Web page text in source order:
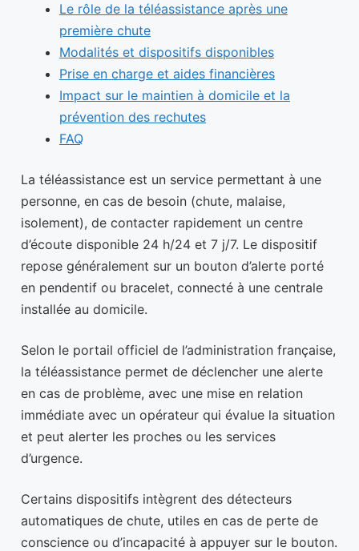
Le rôle de la téléassistance après une
première chute
Modalités et dispositifs disponibles
Prise en charge et aides financières
Impact sur le maintien à domicile et la
prévention des rechutes
FAQ
La téléassistance est un service permettant à une
personne, en cas de besoin (chute, malaise,
isolement), de contacter rapidement un centre
d’écoute disponible 24 h/24 et 7 j/7. Le dispositif
repose généralement sur un bouton d’alerte porté
en pendentif ou bracelet, connecté à une centrale
installée au domicile.
Selon le portail officiel de l’administration française,
la téléassistance permet de déclencher une alerte
en cas de problème, avec une mise en relation
immédiate avec un opérateur qui évalue la situation
et peut alerter les proches ou les services
d’urgence.
Certains dispositifs intègrent des détecteurs
automatiques de chute, utiles en cas de perte de
conscience ou d’incapacité à appuyer sur le bouton.